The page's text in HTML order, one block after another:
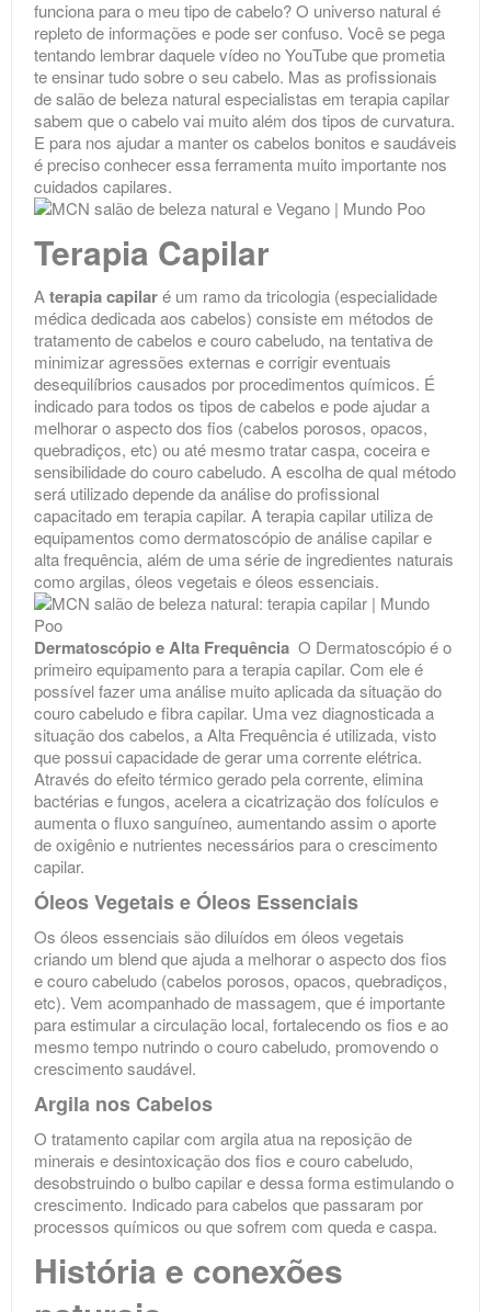
funciona para o meu tipo de cabelo? O universo natural é
repleto de informações e pode ser confuso. Você se pega
tentando lembrar daquele vídeo no YouTube que prometia
te ensinar tudo sobre o seu cabelo. Mas as profissionais
de salão de beleza natural especialistas em terapia capilar
sabem que o cabelo vai muito além dos tipos de curvatura.
E para nos ajudar a manter os cabelos bonitos e saudáveis
é preciso conhecer essa ferramenta muito importante nos
cuidados capilares.
Terapia Capilar
Aterapia capilaré um ramo da tricologia (especialidade
médica dedicada aos cabelos) consiste em métodos de
tratamento de cabelos e couro cabeludo, na tentativa de
minimizar agressões externas e corrigir eventuais
desequilíbrios causados por procedimentos químicos. É
indicado para todos os tipos de cabelos e pode ajudar a
melhorar o aspecto dos fios (cabelos porosos, opacos,
quebradiços, etc) ou até mesmo tratar caspa, coceira e
sensibilidade do couro cabeludo. A escolha de qual método
será utilizado depende da análise do profissional
capacitado em terapia capilar. A terapia capilar utiliza de
equipamentos como dermatoscópio de análise capilar e
alta frequência, além de uma série de ingredientes naturais
como argilas, óleos vegetais e óleos essenciais.
Dermatoscópio e Alta Frequência O Dermatoscópioé o
primeiro equipamento para a terapia capilar. Com ele é
possível fazer uma análise muito aplicada da situação do
couro cabeludo e fibra capilar. Uma vez diagnosticada a
situação dos cabelos, a Alta Frequência é utilizada, visto
que possui capacidade de gerar uma corrente elétrica.
Através do efeito térmico gerado pela corrente, elimina
bactérias e fungos, acelera a cicatrização dos folículos e
aumenta o fluxo sanguíneo, aumentando assim o aporte
de oxigênio e nutrientes necessários para o crescimento
capilar.
Óleos Vegetais e Óleos Essenciais
Os óleos essenciais são diluídos em óleos vegetais
criando um blend que ajuda a melhorar o aspecto dos fios
e couro cabeludo (cabelos porosos, opacos, quebradiços,
etc). Vem acompanhado de massagem, que é importante
para estimular a circulação local, fortalecendo os fios e ao
mesmo tempo nutrindo o couro cabeludo, promovendo o
crescimento saudável.
Argila nos Cabelos
O tratamento capilar com argila atua na reposição de
minerais e desintoxicação dos fios e couro cabeludo,
desobstruindo o bulbo capilar e dessa forma estimulando o
crescimento. Indicado para cabelos que passaram por
processos químicos ou que sofrem com queda e caspa.
História e conexões